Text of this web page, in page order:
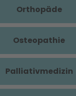
Orthopäde
Osteopathie
Palliativmedizin